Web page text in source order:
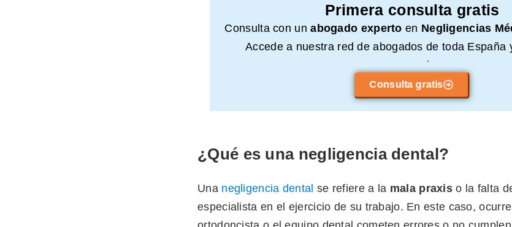
Primera consulta gratis
Consulta con unabogado experto en Negligencias
Accede a nuestra red de abogados de toda España
compromiso.
Consulta gratis
¿Qué es una negligencia dental?
Una negligencia dental se refiere a la mala praxis o la falta
especialista en el ejercicio de su trabajo. En este caso,